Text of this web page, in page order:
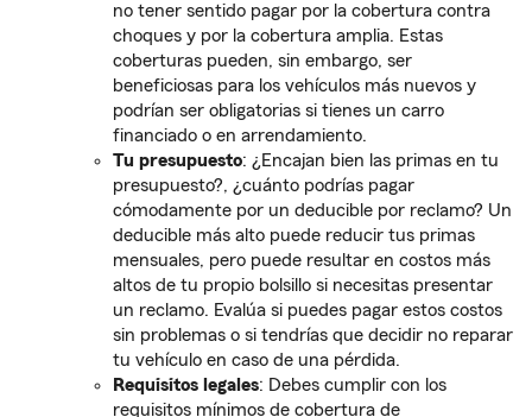
no tener sentido pagar por la cobertura contra
choques y por la cobertura amplia. Estas
coberturas pueden, sin embargo, ser
beneficiosas para los vehículos más nuevos y
podrían ser obligatorias si tienes un carro
financiado o en arrendamiento.
Tu presupuesto: ¿Encajan bien las primas en tu
presupuesto?, ¿cuánto podrías pagar
cómodamente por un deducible por reclamo? Un
deducible más alto puede reducir tus primas
mensuales, pero puede resultar en costos más
altos de tu propio bolsillo si necesitas presentar
un reclamo. Evalúa si puedes pagar estos costos
sin problemas o si tendrías que decidir no reparar
tu vehículo en caso de una pérdida.
Requisitos legales: Debes cumplir con los
requisitos mínimos de cobertura de